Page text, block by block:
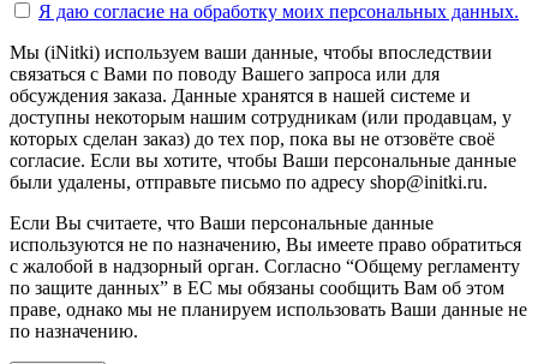
Я даю согласие на обработку моих персональных данных.
Мы (iNitki) используем ваши данные, чтобы впоследствии
связаться с Вами по поводу Вашего запроса или для
обсуждения заказа. Данные хранятся в нашей системе и
доступны некоторым нашим сотрудникам (или продавцам, у
которых сделан заказ) до тех пор, пока вы не отзовёте своё
согласие. Если вы хотите, чтобы Ваши персональные данные
были удалены, отправьте письмо по адресу shop@initki.ru.
Если Вы считаете, что Ваши персональные данные
используются не по назначению, Вы имеете право обратиться
с жалобой в надзорный орган. Согласно “Общему регламенту
по защите данных” в ЕС мы обязаны сообщить Вам об этом
праве, однако мы не планируем использовать Ваши данные не
по назначению.